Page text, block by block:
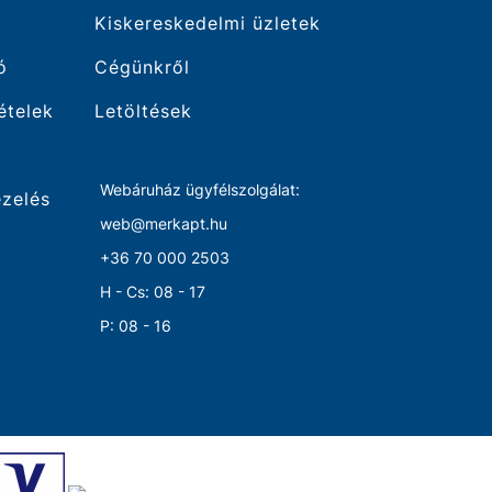
Kiskereskedelmi üzletek
Cégünkről
Letöltések
Webáruház ügyfélszolgálat:
web@merkapt.hu
+36 70 000 2503
H - Cs: 08 - 17
P: 08 - 16